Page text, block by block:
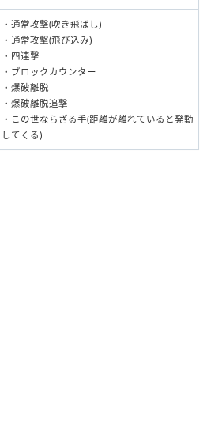
・通常攻撃(吹き飛ばし)
・通常攻撃(飛び込み)
・四連撃
・ブロックカウンター
・爆破離脱
・爆破離脱追撃
・この世ならざる手(距離が離れていると発動
してくる)